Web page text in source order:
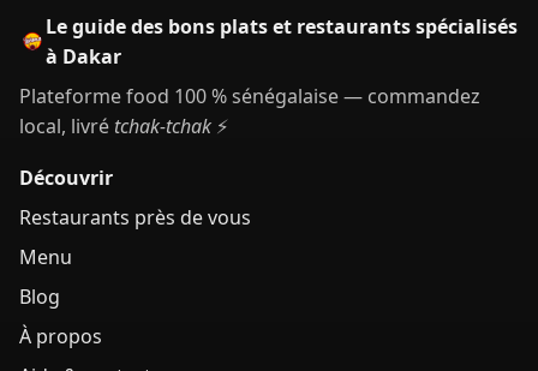
Le guide des bons plats et restaurants spécialisés
à Dakar
Plateforme food 100 % sénégalaise — commandez
local, livré tchak-tchak ⚡
Découvrir
Restaurants près de vous
Menu
Blog
À propos